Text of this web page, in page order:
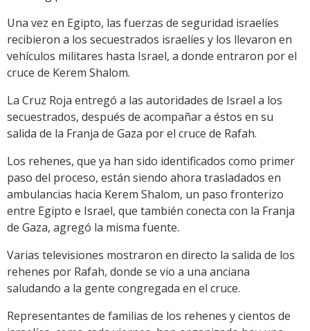
Una vez en Egipto, las fuerzas de seguridad israelíes
recibieron a los secuestrados israelíes y los llevaron en
vehículos militares hasta Israel, a donde entraron por el
cruce de Kerem Shalom.
La Cruz Roja entregó a las autoridades de Israel a los
secuestrados, después de acompañar a éstos en su
salida de la Franja de Gaza por el cruce de Rafah.
Los rehenes, que ya han sido identificados como primer
paso del proceso, están siendo ahora trasladados en
ambulancias hacia Kerem Shalom, un paso fronterizo
entre Egipto e Israel, que también conecta con la Franja
de Gaza, agregó la misma fuente.
Varias televisiones mostraron en directo la salida de los
rehenes por Rafah, donde se vio a una anciana
saludando a la gente congregada en el cruce.
Representantes de familias de los rehenes y cientos de